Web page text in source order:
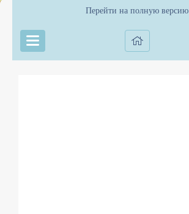
Перейти на полную версию